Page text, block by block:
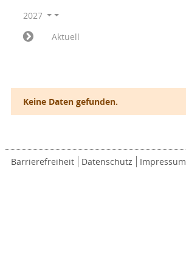
2027
Aktuell
Keine Daten gefunden.
Barrierefreiheit Datenschutz Impressum